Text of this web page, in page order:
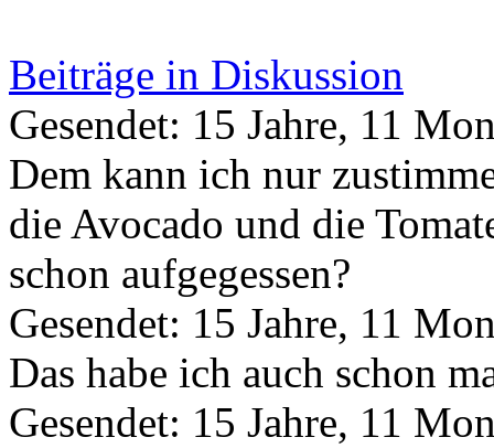
Beiträge in Diskussion
Gesendet: 15 Jahre, 11
Dem kann ich nur
die Avocado und die
schon aufgegessen?
Gesendet: 15 Jahre, 11
Das habe ich auch schon
Gesendet: 15 Jahre, 11